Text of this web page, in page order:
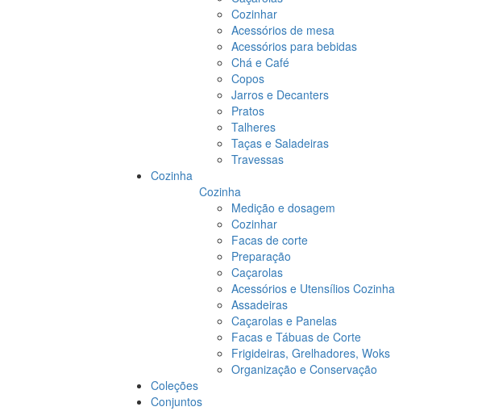
Cozinhar
Acessórios de mesa
Acessórios para bebidas
Chá e Café
Copos
Jarros e Decanters
Pratos
Talheres
Taças e Saladeiras
Travessas
Cozinha
Cozinha
Medição e dosagem
Cozinhar
Facas de corte
Preparação
Caçarolas
Acessórios e Utensílios Cozinha
Assadeiras
Caçarolas e Panelas
Facas e Tábuas de Corte
Frigideiras, Grelhadores, Woks
Organização e Conservação
Coleções
Conjuntos